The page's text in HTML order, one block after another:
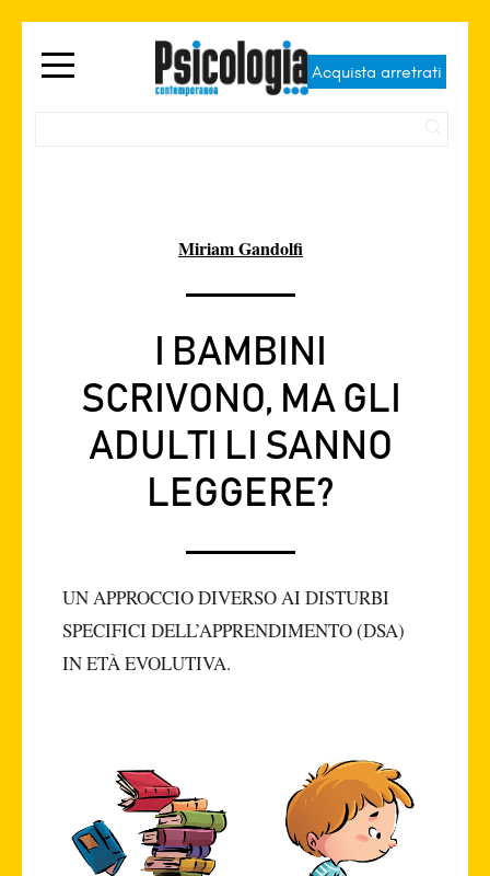
Acquista arretrati
Miriam Gandolfi
I BAMBINI
SCRIVONO, MA GLI
ADULTI LI SANNO
LEGGERE?
UN APPROCCIO DIVERSO AI DISTURBI
SPECIFICI DELL’APPRENDIMENTO (DSA)
IN ETÀ EVOLUTIVA.